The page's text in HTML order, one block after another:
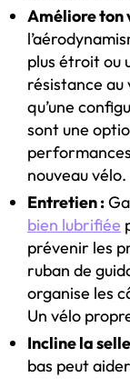
Améliore ton
plus étroit ou
résistance au
qu’une
sont une
nouveau vélo.
Entretien :
bien lubrifiée
prévenir les
ruban de
organise les
Un vélo
Incline la
bas peut